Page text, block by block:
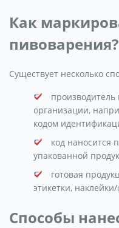
Как
пивоварения?
Существует несколько
производитель
организации,
кодом
код наносится
упакованной
готовая
этикетки,
Способы